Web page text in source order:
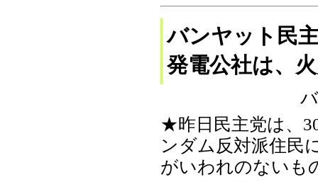
バンヤット民
発電公社は、
★昨日民主党は、
ンダム反対派住民
がいわれのないも